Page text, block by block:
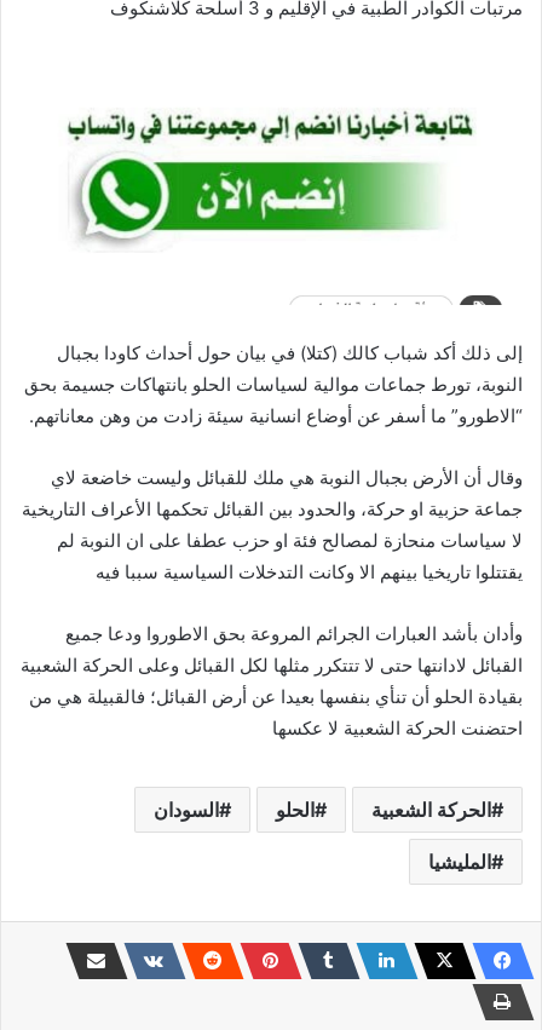
مرتبات الكوادر الطبية في الإقليم و 3 أسلحة كلاشنكوف
إلى ذلك أكد شباب كالك (كتلا) في بيان حول أحداث كاودا بجبال
النوبة، تورط جماعات موالية لسياسات الحلو بانتهاكات جسيمة بحق
“الاطورو” ما أسفر عن أوضاع انسانية سيئة زادت من وهن معاناتهم.
وقال أن الأرض بجبال النوبة هي ملك للقبائل وليست خاضعة لاي
جماعة حزبية او حركة، والحدود بين القبائل تحكمها الأعراف التاريخية
لا سياسات منحازة لمصالح فئة او حزب عطفا على ان النوبة لم
يقتتلوا تاريخيا بينهم الا وكانت التدخلات السياسية سببا فيه
وأدان بأشد العبارات الجرائم المروعة بحق الاطوروا ودعا جميع
القبائل لادانتها حتى لا تتتكرر مثلها لكل القبائل وعلى الحركة الشعبية
بقيادة الحلو أن تنأي بنفسها بعيدا عن أرض القبائل؛ فالقبيلة هي من
احتضنت الحركة الشعبية لا عكسها
الحركة الشعبية الحلو السودان
المليشيا